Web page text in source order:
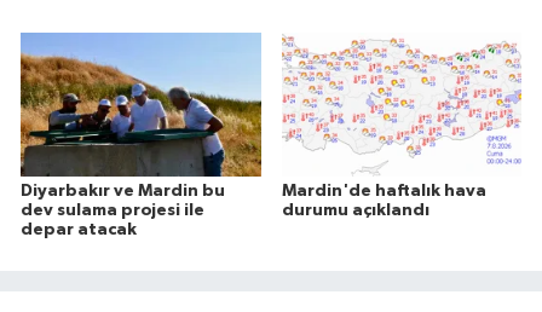
Diyarbakır ve Mardin bu
dev sulama projesi ile
depar atacak
Mardin'de haftalık hava
durumu açıklandı